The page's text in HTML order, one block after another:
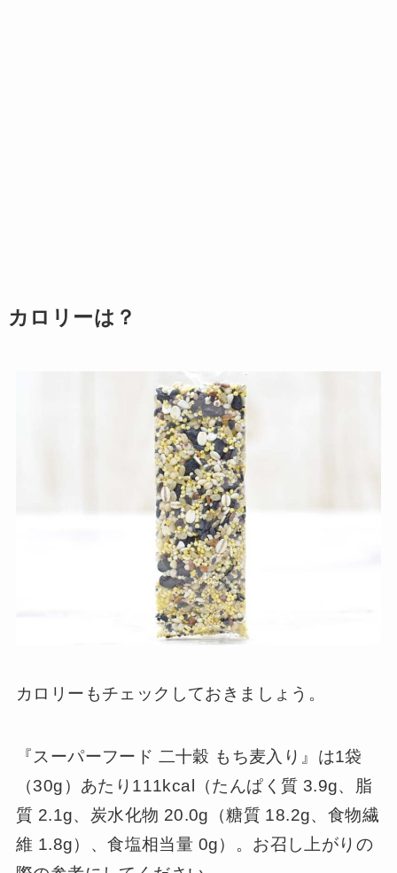
カロリーは？
カロリーもチェックしておきましょう。
『スーパーフード 二十穀 もち麦入り』は1袋
（30g）あたり111kcal（たんぱく質 3.9g、脂
質 2.1g、炭水化物 20.0g（糖質 18.2g、食物繊
維 1.8g）、食塩相当量 0g）。お召し上がりの